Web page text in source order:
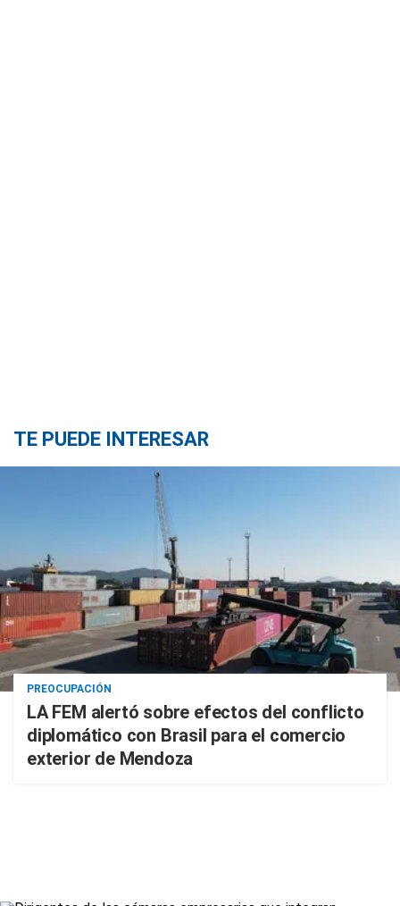
TE PUEDE INTERESAR
PREOCUPACIÓN
LA FEM alertó sobre efectos del conflicto
diplomático con Brasil para el comercio
exterior de Mendoza